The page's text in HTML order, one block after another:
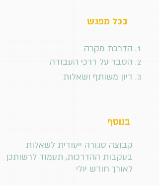
בכל מפגש
הדרכת מקרה
הסבר על דרכי העבודה
דיון משותף ושאלות
בנוסף
קבוצה סגורה ייעודית לשאלות
בעקבות ההדרכות, תעמוד לרשותכן
לאורך חודש יולי